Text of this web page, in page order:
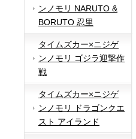
ンノモリ NARUTO &
BORUTO 忍里
タイムズカー×ニジゲ
ンノモリ ゴジラ迎撃作
戦
タイムズカー×ニジゲ
ンノモリ ドラゴンクエ
スト アイランド